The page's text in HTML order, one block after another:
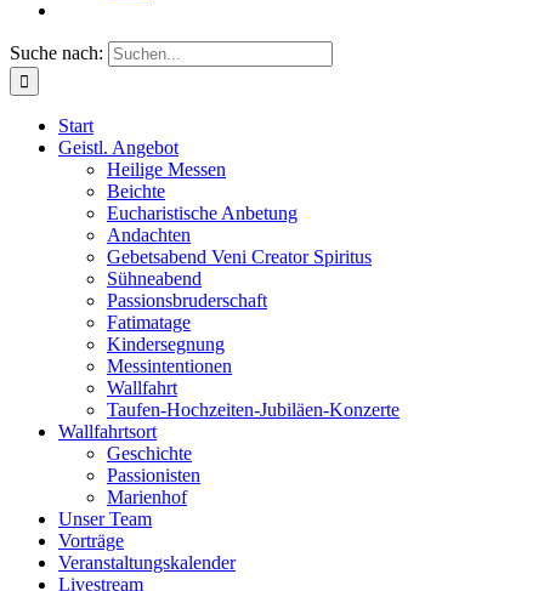
Suche nach:
Start
Geistl. Angebot
Heilige Messen
Beichte
Eucharistische Anbetung
Andachten
Gebetsabend Veni Creator Spiritus
Sühneabend
Passionsbruderschaft
Fatimatage
Kindersegnung
Messintentionen
Wallfahrt
Taufen-Hochzeiten-Jubiläen-Konzerte
Wallfahrtsort
Geschichte
Passionisten
Marienhof
Unser Team
Vorträge
Veranstaltungskalender
Livestream